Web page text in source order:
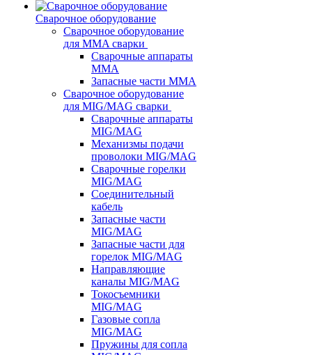
Сварочное оборудование
Сварочное оборудование
для MMA сварки
Сварочные аппараты
MMA
Запасные части MMA
Сварочное оборудование
для MIG/MAG сварки
Сварочные аппараты
MIG/MAG
Механизмы подачи
проволоки MIG/MAG
Сварочные горелки
MIG/MAG
Соединительный
кабель
Запасные части
MIG/MAG
Запасные части для
горелок MIG/MAG
Направляющие
каналы MIG/MAG
Токосъемники
MIG/MAG
Газовые сопла
MIG/MAG
Пружины для сопла